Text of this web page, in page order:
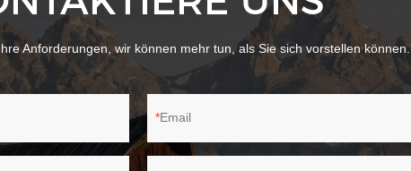
Anforderungen, wir können mehr tun, als Sie sich vorstellen können.
Email